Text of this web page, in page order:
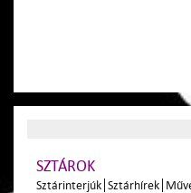
SZTÁROK
Sztárinterjúk Sztárhírek